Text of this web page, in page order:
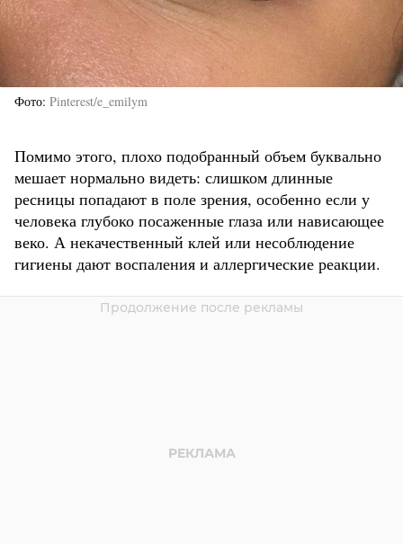
Фото Pinterest/e_emilym
Помимо этого, плохо подобранный объем буквально
мешает нормально видеть: слишком длинные
ресницы попадают в поле зрения, особенно если у
человека глубоко посаженные глаза или нависающее
веко. А некачественный клей или несоблюдение
гигиены дают воспаления и аллергические реакции.